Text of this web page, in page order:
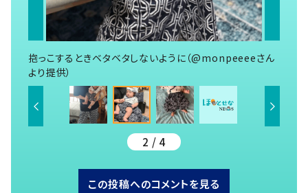
抱っこするときベタベタしないように（@monpeeeeさん
より提供）
2 / 4
この投稿へのコメントを見る